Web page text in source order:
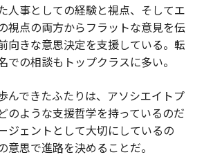
人事としての経験と視点、そしてエ
視点の両方からフラットな意見を伝
向きな意思決定を支援している。転
での相談もトップクラスに多い。
んできたふたりは、アソシエイトプ
のような支援哲学を持っているのだ
ジェントとして大切にしているの
意思で進路を決めることだ。